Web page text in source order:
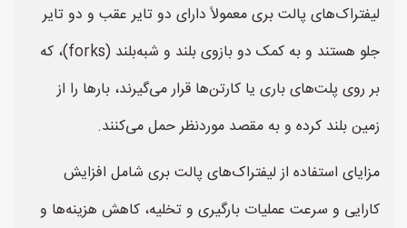
لیفتراک‌های پالت بری معمولاً دارای دو تایر عقب و دو تایر
جلو هستند و به کمک دو بازوی بلند و شبه‌بلند (forks)، که
بر روی پلت‌های باری یا کارتن‌ها قرار می‌گیرند، بارها را از
زمین بلند کرده و به مقصد موردنظر حمل می‌کنند.
مزایای استفاده از لیفتراک‌های پالت بری شامل افزایش
کارایی و سرعت عملیات بارگیری و تخلیه، کاهش هزینه‌ها و